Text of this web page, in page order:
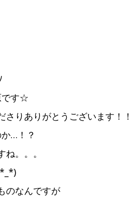
です☆
りありがとうございます！！
…！？
。。。
のなんですが